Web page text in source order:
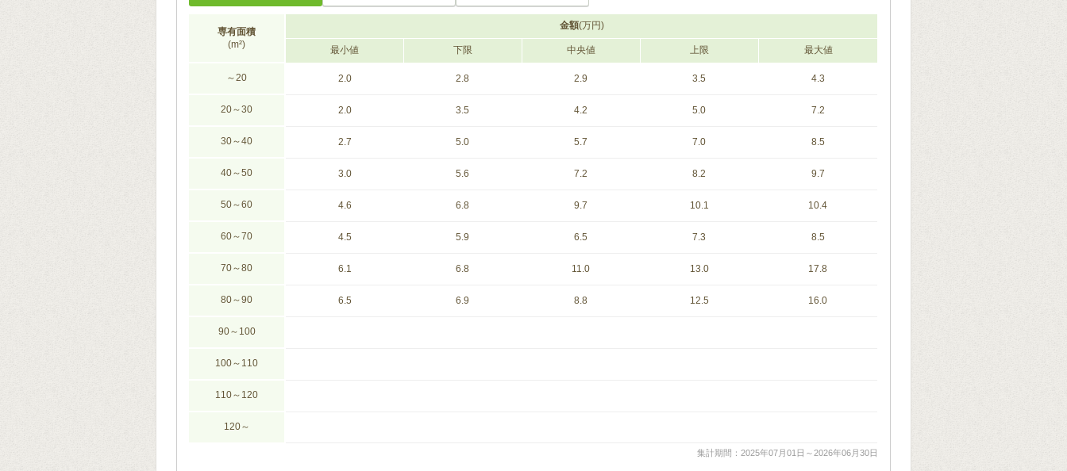
専有面積
(m²)
金額(万円)
最小値 下限 中央値 上限 最大値
～20 2.0 2.8 2.9 3.5 4.3
20～30 2.0 3.5 4.2 5.0 7.2
30～40 2.7 5.0 5.7 7.0 8.5
40～50 3.0 5.6 7.2 8.2 9.7
50～60 4.6 6.8 9.7 10.1 10.4
60～70 4.5 5.9 6.5 7.3 8.5
70～80 6.1 6.8 11.0 13.0 17.8
80～90 6.5 6.9 8.8 12.5 16.0
90～100
100～110
110～120
120～
集計期間：2025年07月01日～2026年06月30日